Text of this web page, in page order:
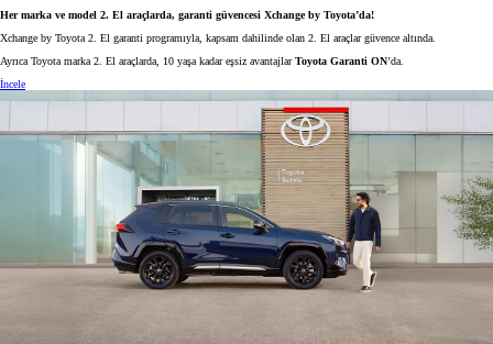
Her marka ve model 2. El araçlarda, garanti güvencesi Xchange by Toyota’da!
Xchange by Toyota 2. El garanti programıyla, kapsam dahilinde olan 2. El araçlar güvence altında.
Ayrıca Toyota marka 2. El araçlarda, 10 yaşa kadar eşsiz avantajlarToyota Garanti ON’da.
İncele